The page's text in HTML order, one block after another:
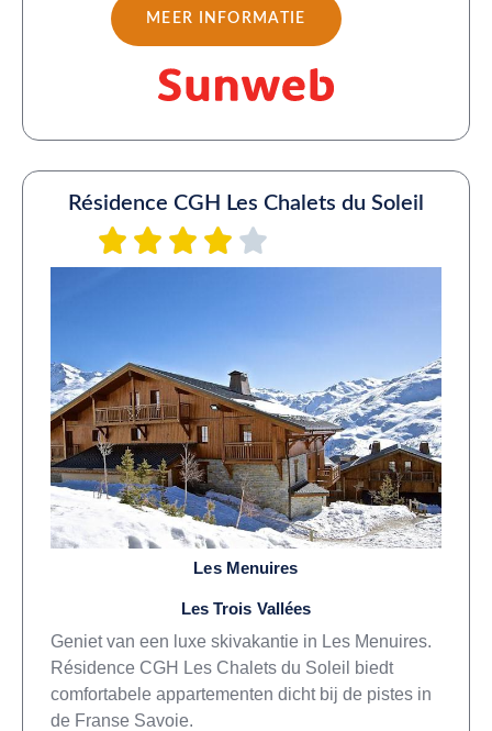
MEER INFORMATIE
Résidence CGH Les Chalets du Soleil
Les Menuires
Les Trois Vallées
Geniet van een luxe skivakantie in Les Menuires.
Résidence CGH Les Chalets du Soleil biedt
comfortabele appartementen dicht bij de pistes in
de Franse Savoie.